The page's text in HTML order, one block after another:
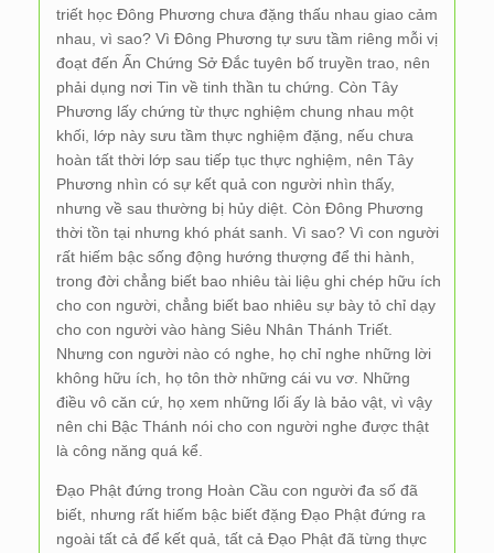
triết học Đông Phương chưa đặng thấu nhau giao cảm
nhau, vì sao? Vì Đông Phương tự sưu tầm riêng mỗi vị
đoạt đến Ấn Chứng Sở Đắc tuyên bố truyền trao, nên
phải dụng nơi Tin về tinh thần tu chứng. Còn Tây
Phương lấy chứng từ thực nghiệm chung nhau một
khối, lớp này sưu tầm thực nghiệm đặng, nếu chưa
hoàn tất thời lớp sau tiếp tục thực nghiệm, nên Tây
Phương nhìn có sự kết quả con người nhìn thấy,
nhưng về sau thường bị hủy diệt. Còn Đông Phương
thời tồn tại nhưng khó phát sanh. Vì sao? Vì con người
rất hiếm bậc sống động hướng thượng để thi hành,
trong đời chẳng biết bao nhiêu tài liệu ghi chép hữu ích
cho con người, chẳng biết bao nhiêu sự bày tỏ chỉ dạy
cho con người vào hàng Siêu Nhân Thánh Triết.
Nhưng con người nào có nghe, họ chỉ nghe những lời
không hữu ích, họ tôn thờ những cái vu vơ. Những
điều vô căn cứ, họ xem những lối ấy là bảo vật, vì vậy
nên chi Bậc Thánh nói cho con người nghe được thật
là công năng quá kể.
Đạo Phật đứng trong Hoàn Cầu con người đa số đã
biết, nhưng rất hiếm bậc biết đặng Đạo Phật đứng ra
ngoài tất cả để kết quả, tất cả Đạo Phật đã từng thực